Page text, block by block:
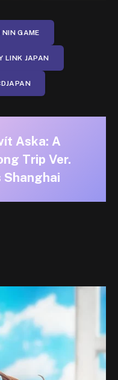
NIN GAME
LINK JAPAN
Aska: A
Trip Ver.
Shanghai